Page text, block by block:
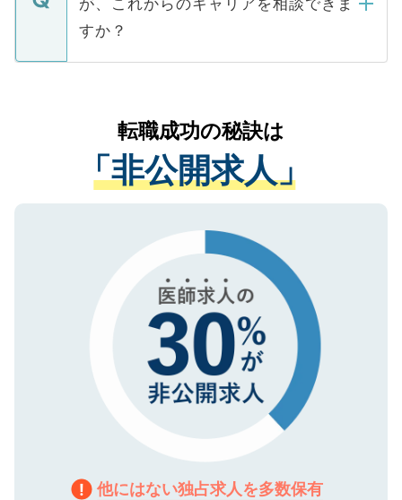
みを人材紹介会社に依頼するケースが増え
ています。
ご本人のキャリアアップおよび転職活動の
支援を目的に使用いたします。お預かりし
ているすべての個人データはご本人の許可
は、個人情報の取り扱いについての厳密な
管理基準を満たした事業者のみに付与され
る、プライバシーマークを取得済みです。
で、機密保持に関してもご安心ください。
が、これからのキャリアを相談できま
すか？
かがいして、現在の医療機関の状況や紹介
経験をまじえながら、適切なアドバイスを
させていただきます。すぐにご転職をされ
ない方には、長期的なサポートが可能です
ので、まずはご登録ください。
転職成功の秘訣は
「非公開求人」
他にはない独占求人を多数保有